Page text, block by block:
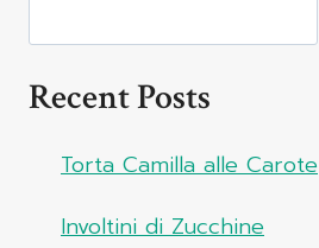
Recent Posts
Torta Camilla alle Carote
Involtini di Zucchine